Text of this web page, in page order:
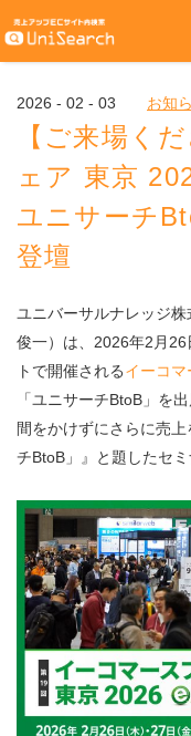
2026 - 02 - 03 お知
【ご来場く
ェア 東京
ユニサーチ
登壇
ユニバーサルナレッジ
俊一）は、2026年2月
トで開催されるイーコ
「ユニサーチBtoB」を
間をかけずにさらに売
チBtoB」』と題したセ